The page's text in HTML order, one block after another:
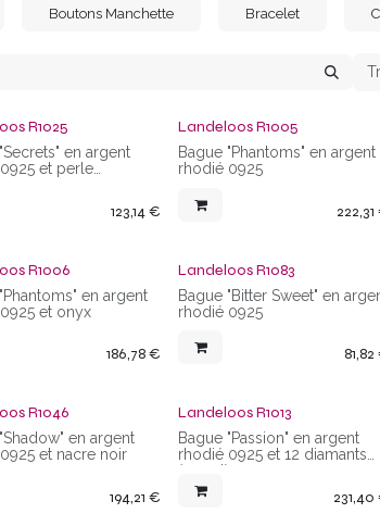
Boutons Manchette Bracelet
R1025
en argent
et perle
123,14€
Landeloos R1005
Bague "Phantoms" en argent
rhodié 0925
222,31
R1006
en argent
et onyx
186,78€
Landeloos R1083
Bague "Bitter Sweet" en
rhodié 0925
81,82
R1046
en argent
et nacre noir
194,21 €
Landeloos R1013
Bague "Passion" en argent
rhodié 0925 et 12 diamants
(0,01ct)
231,40